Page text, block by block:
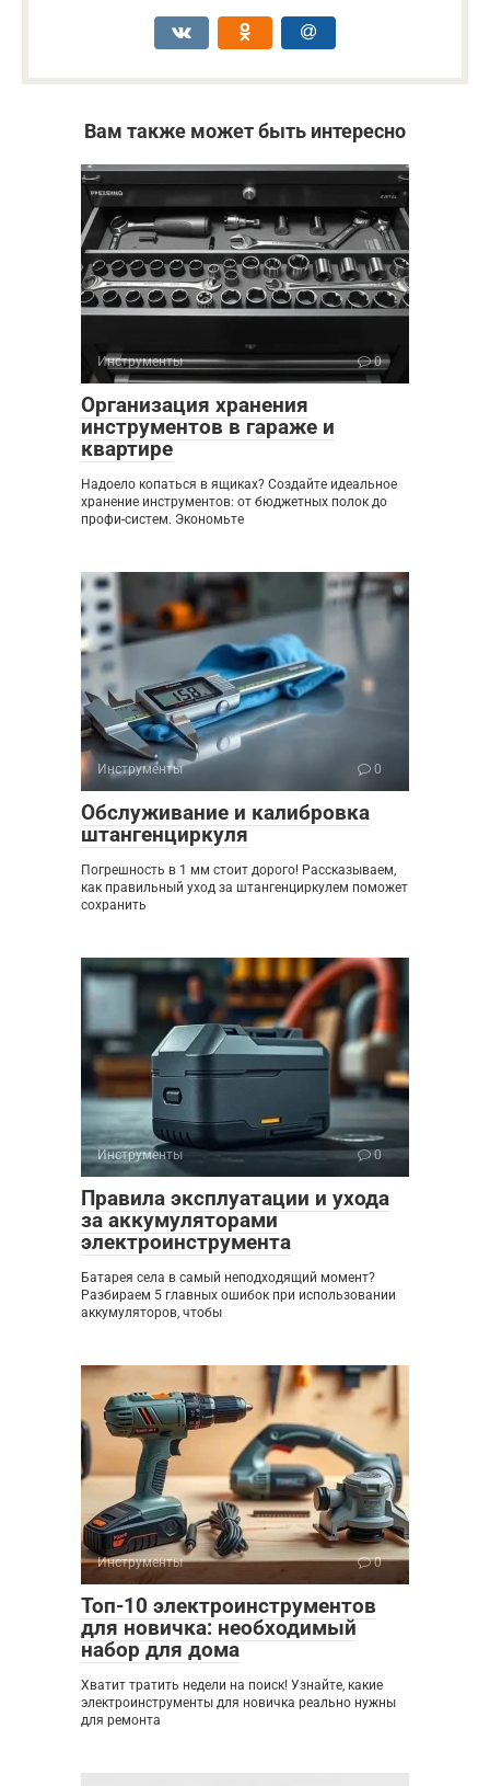
Вам также может быть интересно
Инструменты 0
Организация хранения
инструментов в гараже и
квартире
Надоело копаться в ящиках? Создайте идеальное
хранение инструментов: от бюджетных полок до
профи-систем. Экономьте
Инструменты 0
Обслуживание и калибровка
штангенциркуля
Погрешность в 1 мм стоит дорого! Рассказываем,
как правильный уход за штангенциркулем поможет
сохранить
Инструменты 0
Правила эксплуатации и ухода
за аккумуляторами
электроинструмента
Батарея села в самый неподходящий момент?
Разбираем 5 главных ошибок при использовании
аккумуляторов, чтобы
Инструменты 0
Топ-10 электроинструментов
для новичка: необходимый
набор для дома
Хватит тратить недели на поиск! Узнайте, какие
электроинструменты для новичка реально нужны
для ремонта